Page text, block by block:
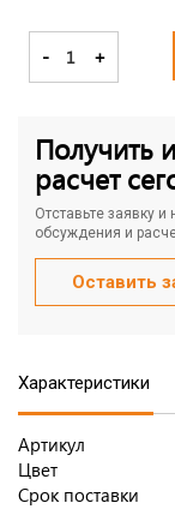
- +
Получить
расчет
Отставьте заявку
обсуждения и
Оставить
Характеристики
Артикул
Цвет
Срок поставки